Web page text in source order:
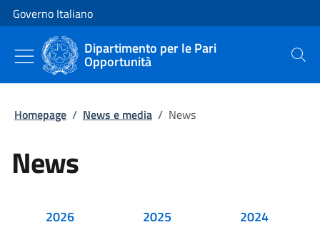
Vai al contenuto
Vai alla navigazione del sito
Governo Italiano
Dipartimento per le Pari
Opportunità Cerca
Homepage / News e media / News
News
2026 2025 2024